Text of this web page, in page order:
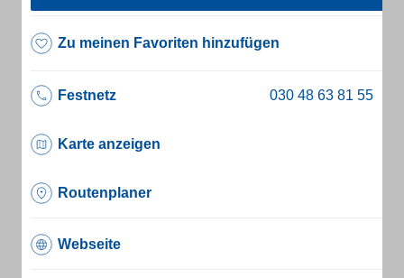
Zu meinen Favoriten hinzufügen
Festnetz
Karte anzeigen
Routenplaner
Webseite